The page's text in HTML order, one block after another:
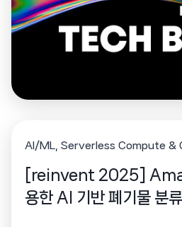
AI/ML Serverless Compute &
[reinvent 2025]
용한 AI 기반 폐기물 분